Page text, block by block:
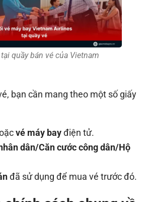
quầy bán vé của Vietnam
bạn cần mang theo một số giấy
vé máy bayđiện tử.
dân/Căn cước công dân/Hộ
đã sử dụng để mua vé trước đó.